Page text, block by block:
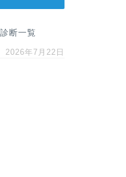
断一覧
2026年7月22日